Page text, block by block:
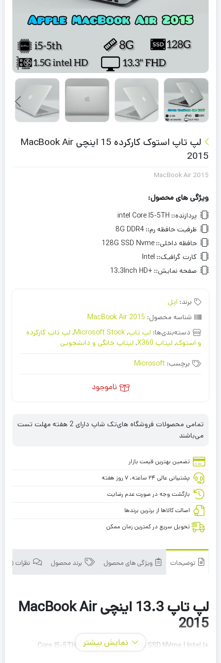
لپ تاپ استوک کارکرده 15 اینچی MacBook Air
2015
MacBook Air 2015
ویژگی های محصول:
پردازنده:: intel Core I5-5TH
ظرفیت حافظه رم:: 8G DDR4
حافظه داخلی:: 128G SSD Nvme
کارت گرافیک:: Intel
صفحه نمایش:: +13.3Inch HD
برند: اپل
شناسه محصول: MacBook Air 2015
دسته‌بندی‌ها: لپ تاپ,
Microsoft Stock
, لپ تاپ کارکرده
و استوک, لپتاپ X360 , لپتاپ خانگی و دانشجویی
برچسب: Microsoft
ناموجود
تمامی محصولات فروشگاه های‌تک شاپ دارای 2 هفته مهلت تست
می‌باشند
تضمین بهترین قیمت بازار
پشتیبانی عالی ۲۴ ساعته، ۷ روز هفته
بازگشت وجه در صورت عدم رضایت
اصالت کالاها از برترین برندها
تحویل سریع در کمترین زمان ممکن
توضیحات ویژگی های محصول برند محصول نظرات (0)
لپ تاپ 13.3 اینچی MacBook Air
2015
+Core I5-5TH | 8G Ram DDR4 | 128G SSD NVme | Intel |
نمایش بیشتر